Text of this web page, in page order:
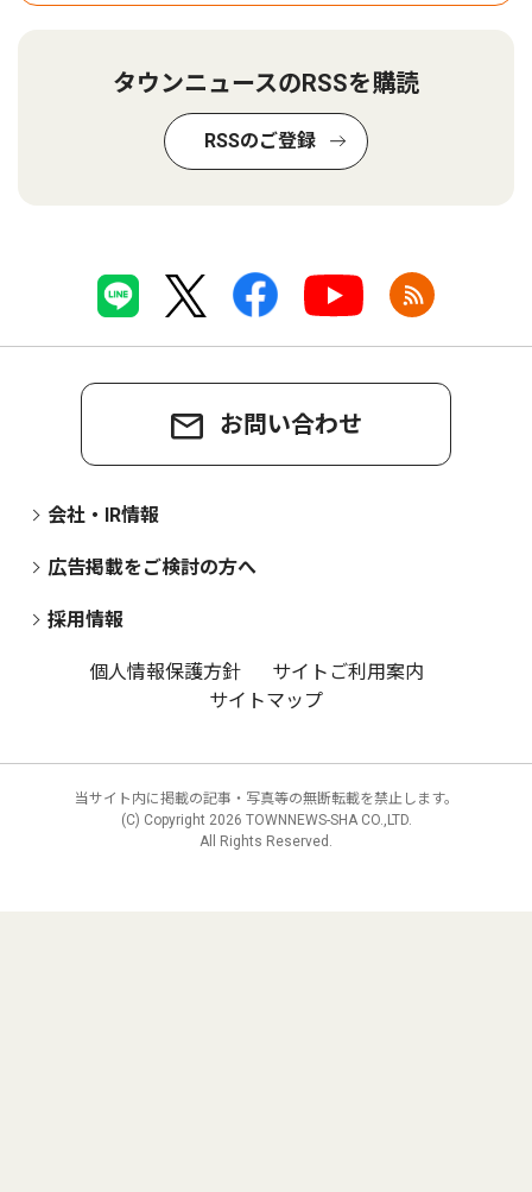
タウンニュースのRSSを購読
RSSのご登録
お問い合わせ
会社・IR情報
広告掲載をご検討の方へ
採用情報
個人情報保護方針
サイトご利用案内
サイトマップ
当サイト内に掲載の記事・写真等の無断転載を禁止します。
(C) Copyright 2026 TOWNNEWS-SHA CO.,LTD.
All Rights Reserved.